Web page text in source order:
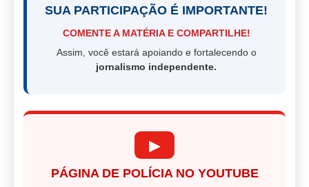
SUA PARTICIPAÇÃO É IMPORTANTE!
COMENTE A MATÉRIA E COMPARTILHE!
Assim, você estará apoiando e fortalecendo o
jornalismo independente.
▶
PÁGINA DE POLÍCIA NO YOUTUBE